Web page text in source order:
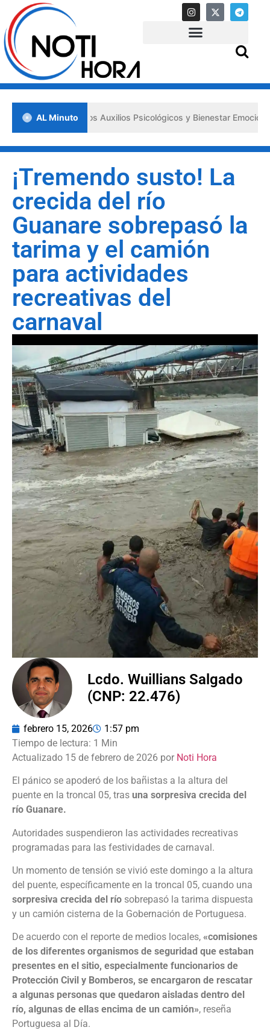
AL Minuto
los «Primeros Auxilios Psicológicos y Bienestar Emocional» ante
¡Tremendo susto! La
crecida del río
Guanare sobrepasó la
tarima y el camión
para actividades
recreativas del
carnaval
Lcdo. Wuillians Salgado
(CNP: 22.476)
febrero 15, 2026 1:57 pm
Actualizado 15 de febrero de 2026 por Noti Hora
El pánico se apoderó de los bañistas a la altura del
puente en la troncal 05, tras una sorpresiva crecida del
río Guanare.
Autoridades suspendieron las actividades recreativas
programadas para las festividades de carnaval.
Un momento de tensión se vivió este domingo a la altura
del puente, específicamente en la troncal 05, cuando una
sorpresiva crecida del río sobrepasó la tarima dispuesta
y un camión cisterna de la Gobernación de Portuguesa.
De acuerdo con el reporte de medios locales, «comisiones
de los diferentes organismos de seguridad que estaban
presentes en el sitio, especialmente funcionarios de
Protección Civil y Bomberos, se encargaron de rescatar
a algunas personas que quedaron aisladas dentro del
río, algunas de ellas encima de un camión», reseña
Portuguesa al Día.